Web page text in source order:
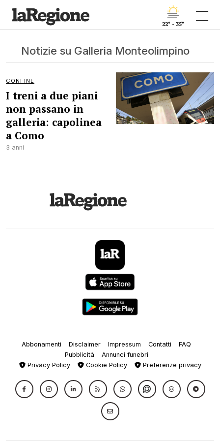
22° - 35°
Notizie su Galleria Monteolimpino
CONFINE
I treni a due piani
non passano in
galleria: capolinea
a Como
3 anni
Abbonamenti Disclaimer Impressum Contatti
FAQ
Pubblicità
Annunci funebri
Privacy Policy
Cookie Policy Preferenze privacy